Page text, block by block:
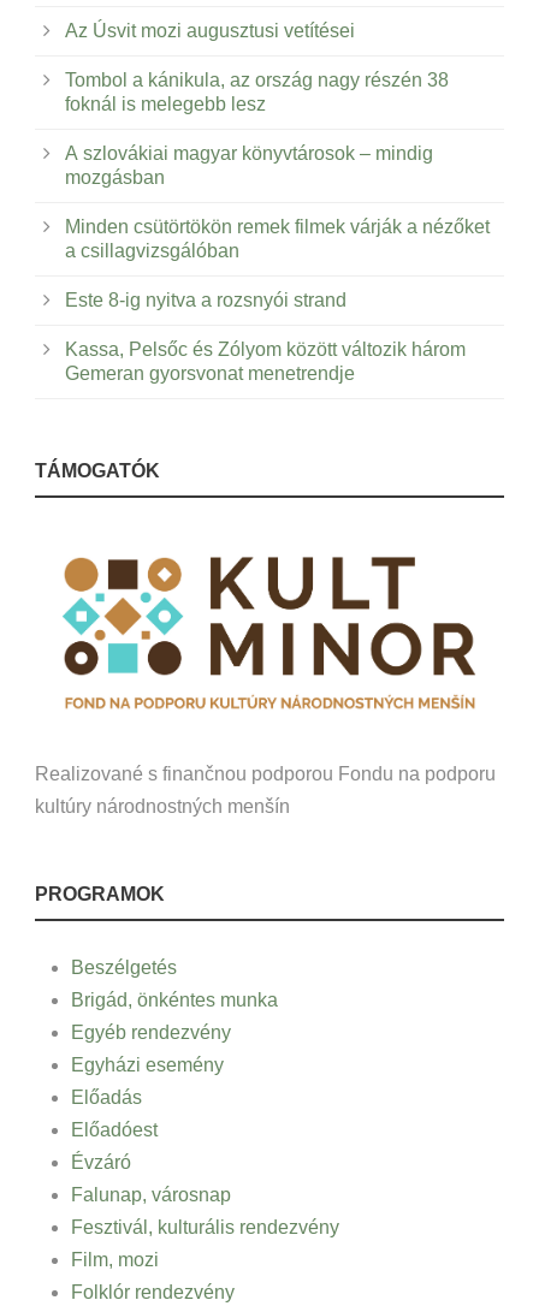
Az Úsvit mozi augusztusi vetítései
Tombol a kánikula, az ország nagy részén 38
foknál is melegebb lesz
A szlovákiai magyar könyvtárosok – mindig
mozgásban
Minden csütörtökön remek filmek várják a nézőket
a csillagvizsgálóban
Este 8-ig nyitva a rozsnyói strand
Kassa, Pelsőc és Zólyom között változik három
Gemeran gyorsvonat menetrendje
TÁMOGATÓK
Realizované s finančnou podporou Fondu na podporu
kultúry národnostných menšín
PROGRAMOK
Beszélgetés
Brigád, önkéntes munka
Egyéb rendezvény
Egyházi esemény
Előadás
Előadóest
Évzáró
Falunap, városnap
Fesztivál, kulturális rendezvény
Film, mozi
Folklór rendezvény